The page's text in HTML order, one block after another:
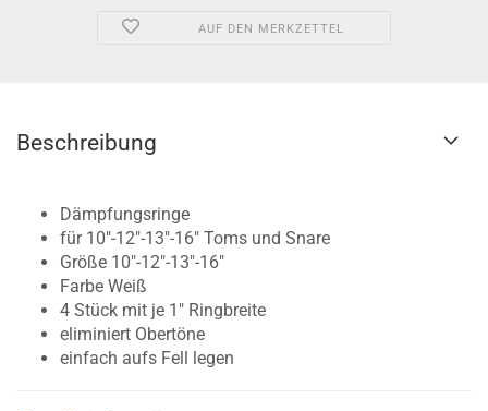
AUF DEN MERKZETTEL
Beschreibung
Dämpfungsringe
für 10"-12"-13"-16" Toms und Snare
Größe 10"-12"-13"-16"
Farbe Weiß
4 Stück mit je 1" Ringbreite
eliminiert Obertöne
einfach aufs Fell legen